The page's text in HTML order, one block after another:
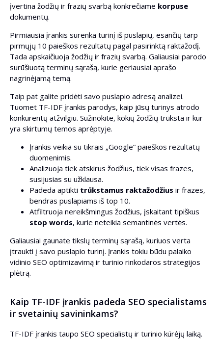
įvertina žodžių ir frazių svarbą konkrečiame korpuse
dokumentų.
Pirmiausia įrankis surenka turinį iš puslapių, esančių tarp
pirmųjų 10 paieškos rezultatų pagal pasirinktą raktažodį.
Tada apskaičiuoja žodžių ir frazių svarbą. Galiausiai parodo
surūšiuotą terminų sąrašą, kurie geriausiai aprašo
nagrinėjamą temą.
Taip pat galite pridėti savo puslapio adresą analizei.
Tuomet TF-IDF įrankis parodys, kaip jūsų turinys atrodo
konkurentų atžvilgiu. Sužinokite, kokių žodžių trūksta ir kur
yra skirtumų temos aprėptyje.
Įrankis veikia su tikrais „Google“ paieškos rezultatų
duomenimis.
Analizuoja tiek atskirus žodžius, tiek visas frazes,
susijusias su užklausa.
Padeda aptikti trūkstamus raktažodžius ir frazes,
bendras puslapiams iš top 10.
Atfiltruoja nereikšmingus žodžius, įskaitant tipiškus
stop words, kurie neteikia semantinės vertės.
Galiausiai gaunate tikslų terminų sąrašą, kuriuos verta
įtraukti į savo puslapio turinį. Įrankis tokiu būdu palaiko
vidinio SEO optimizavimą ir turinio rinkodaros strategijos
plėtrą.
Kaip TF-IDF įrankis padeda SEO specialistams
ir svetainių savininkams?
TF-IDF įrankis taupo SEO specialistų ir turinio kūrėjų laiką.